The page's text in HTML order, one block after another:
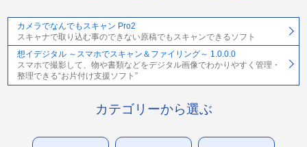
カメラでなんでもスキャン Pro2
スキャナで取り込む事のできない原稿でもスキャンできるソフト
想イデジタル ～スマホでスキャン＆ファイリング～ 1.0.0.0
スマホで撮影して、物や書類などをデジタル画像でわかりやすく管理・
整理できる“お片付け支援ソフト”
カテゴリーから選ぶ